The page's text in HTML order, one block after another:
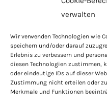
verwalten
Wir verwenden Technologien wie
speichern und/oder darauf
Erlebnis zu verbessern und
diesen Technologien zustimmen,
oder eindeutige IDs auf dieser
Zustimmung nicht erteilen oder
Merkmale und Funktionen